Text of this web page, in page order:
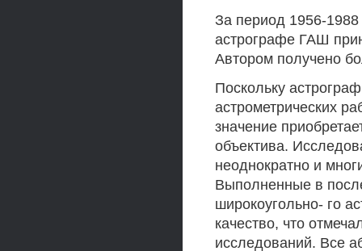
За период 1956-
астрографе ГАШ
Автором получено
Поскольку
астрометрических
значение
объектива.
неоднократно и
Выполненные в
широкоугольно- го
качество, что
исследований. Все